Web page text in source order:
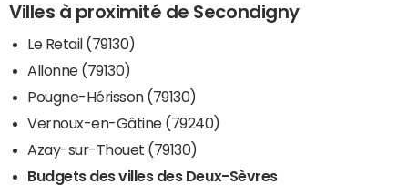
Villes à proximité de Secondigny
Le Retail (79130)
Allonne (79130)
Pougne-Hérisson (79130)
Vernoux-en-Gâtine (79240)
Azay-sur-Thouet (79130)
Budgets des villes des Deux-Sèvres